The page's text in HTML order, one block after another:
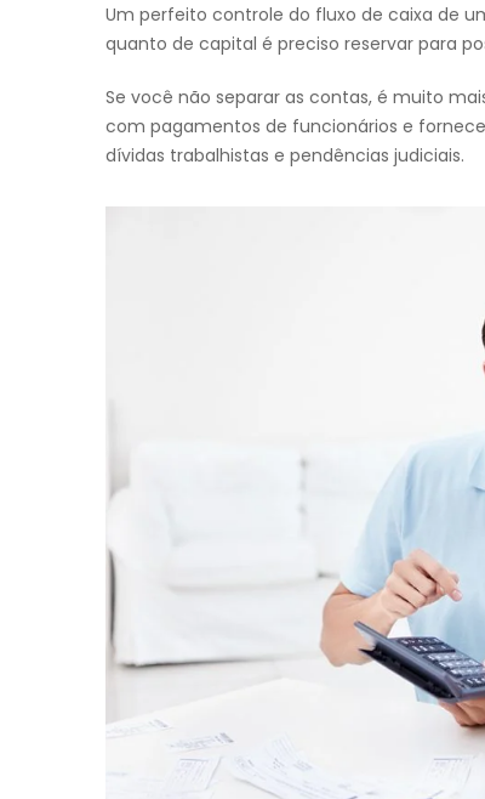
Um perfeito controle do fluxo de caixa de
quanto de capital é preciso reservar para
Se você não separar as contas, é muito
com pagamentos de funcionários e
dívidas trabalhistas e pendências judiciais.